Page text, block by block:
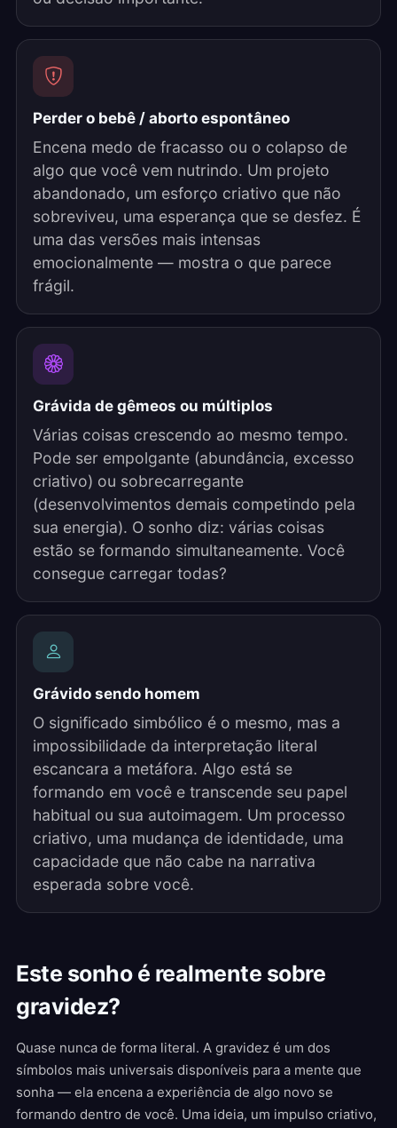
Perder o bebê / aborto espontâneo
Encena medo de fracasso ou o colapso de
algo que você vem nutrindo. Um projeto
abandonado, um esforço criativo que não
sobreviveu, uma esperança que se desfez. É
uma das versões mais intensas
emocionalmente — mostra o que parece
frágil.
Grávida de gêmeos ou múltiplos
Várias coisas crescendo ao mesmo tempo.
Pode ser empolgante (abundância, excesso
criativo) ou sobrecarregante
(desenvolvimentos demais competindo pela
sua energia). O sonho diz: várias coisas
estão se formando simultaneamente. Você
consegue carregar todas?
Grávido sendo homem
O significado simbólico é o mesmo, mas a
impossibilidade da interpretação literal
escancara a metáfora. Algo está se
formando em você e transcende seu papel
habitual ou sua autoimagem. Um processo
criativo, uma mudança de identidade, uma
capacidade que não cabe na narrativa
esperada sobre você.
Este sonho é realmente sobre
gravidez?
Quase nunca de forma literal. A gravidez é um dos
símbolos mais universais disponíveis para a mente que
sonha — ela encena a experiência de algo novo se
formando dentro de você. Uma ideia, um impulso criativo,